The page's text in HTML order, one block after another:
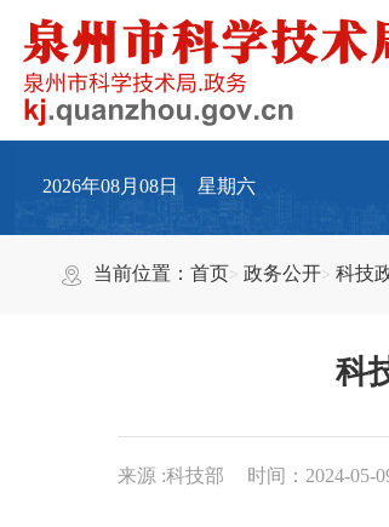
2026年08月08日 星期六
当前位置：首页 政务公开 科技
科
来源 :科技部 时间：2024-05-